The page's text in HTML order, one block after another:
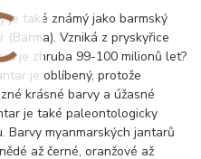
je také známý jako barmský
(Barma). Vzniká z pryskyřice
je zhruba 99-100 milionů let?
je oblíbený, protože
krásné barvy a úžasné
je také paleontologicky
Barvy myanmarských jantarů
až černé, oranžové až